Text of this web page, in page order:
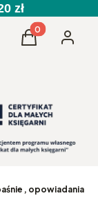
zł
Produkty w
Koszyk
, opowiadania